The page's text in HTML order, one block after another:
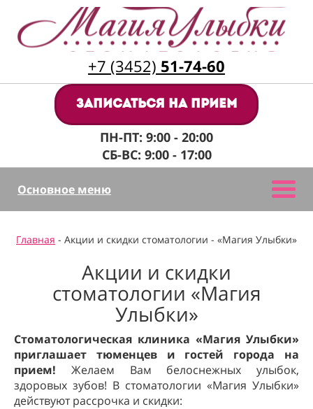
+7 (3452) 51-74-60
Записаться на прием
ПН-ПТ: 9:00 - 20:00
СБ-ВС: 9:00 - 17:00
Основное меню
Главная - Акции и скидки стоматологии - «Магия Улыбки»
Акции и скидки
стоматологии «Магия
Улыбки»
Стоматологическая клиника «Магия Улыбки»
приглашает тюменцев и гостей города на
прием!
Желаем Вам белоснежных улыбок,
здоровых зубов! В стоматологии «Магия Улыбки»
действуют рассрочка и скидки: